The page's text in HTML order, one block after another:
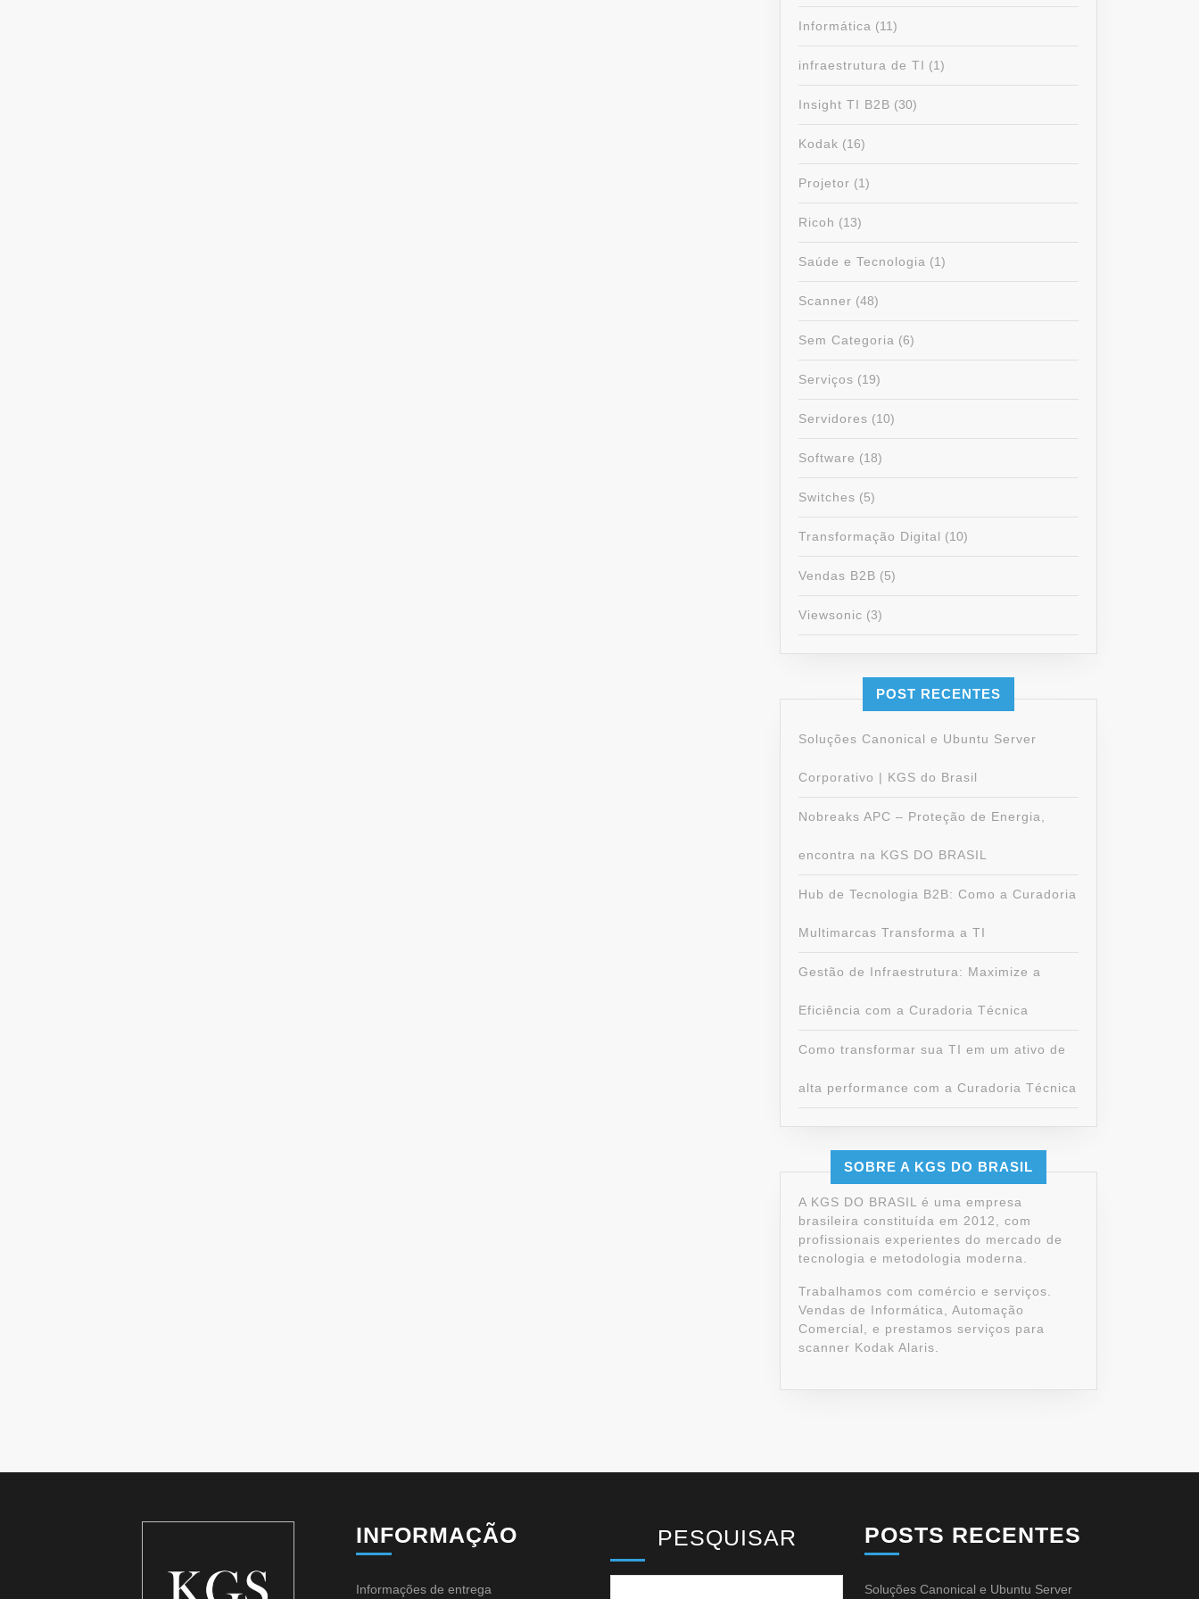
Informática (11)
infraestrutura de TI (1)
Insight TI B2B (30)
Kodak (16)
Projetor (1)
Ricoh (13)
Saúde e Tecnologia (1)
Scanner (48)
Sem Categoria (6)
Serviços (19)
Servidores (10)
Software (18)
Switches (5)
Transformação Digital (10)
Vendas B2B (5)
Viewsonic (3)
POST RECENTES
Soluções Canonical e Ubuntu Server
Corporativo | KGS do Brasil
Nobreaks APC – Proteção de Energia,
encontra na KGS DO BRASIL
Hub de Tecnologia B2B: Como a Curadoria
Multimarcas Transforma a TI
Gestão de Infraestrutura: Maximize a
Eficiência com a Curadoria Técnica
Como transformar sua TI em um ativo de
alta performance com a Curadoria Técnica
SOBRE A KGS DO BRASIL
A KGS DO BRASIL é uma empresa
brasileira constituída em 2012, com
profissionais experientes do mercado de
tecnologia e metodologia moderna.
Trabalhamos com comércio e serviços.
Vendas de Informática, Automação
Comercial, e prestamos serviços para
scanner Kodak Alaris.
INFORMAÇÃO
Informações de entrega
PESQUISAR POSTS RECENTES
Soluções Canonical e Ubuntu Server